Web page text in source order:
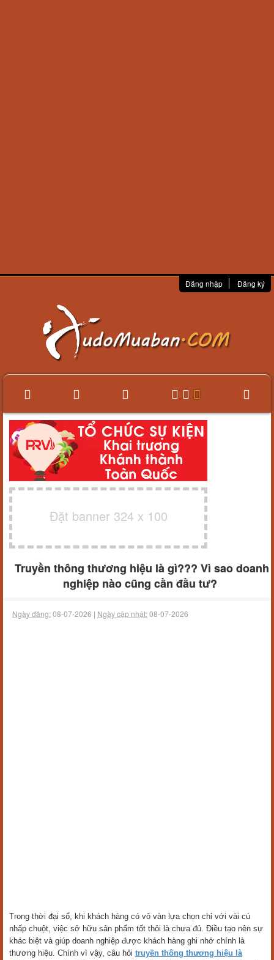
Đăng nhập Đăng ký
Đặt banner 324 x 100
Truyền thông thương hiệu là gì??? Vì sao doanh
nghiệp nào cũng cần đầu tư?
Ngày đăng:08-07-2026 | Ngày cập nhật:08-07-2026
Trong thời đại số, khi khách hàng có vô vàn lựa chọn chỉ với vài cú
nhấp chuột, việc sở hữu sản phẩm tốt thôi là chưa đủ. Điều tạo nên sự
khác biệt và giúp doanh nghiệp được khách hàng ghi nhớ chính là
thương hiệu. Chính vì vậy, câu hỏi truyền thông thương hiệu là